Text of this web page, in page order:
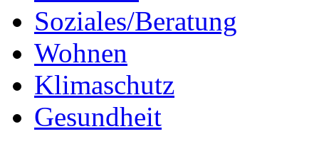
Soziales/Beratung
Wohnen
Klimaschutz
Gesundheit